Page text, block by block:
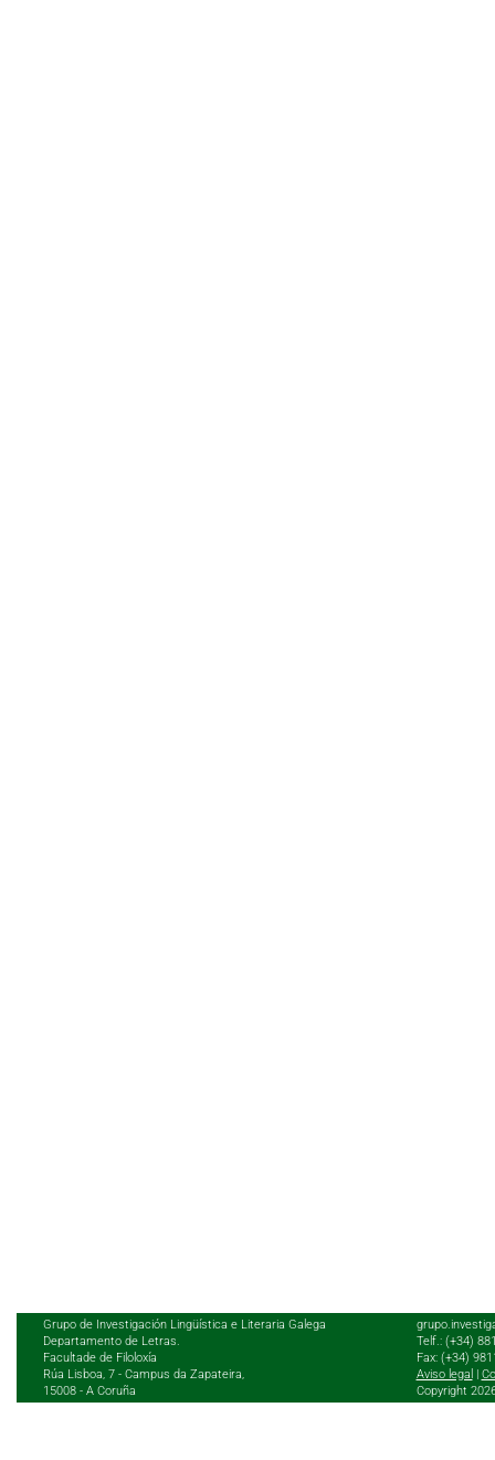
Grupo de Investigación Lingüística e Literaria Galega
Departamento de Letras.
Facultade de Filoloxía
Rúa Lisboa, 7 - Campus da Zapateira,
15008 - A Coruña
Telf.: (+34)
Fax: (+34)
Aviso legal
Copyright